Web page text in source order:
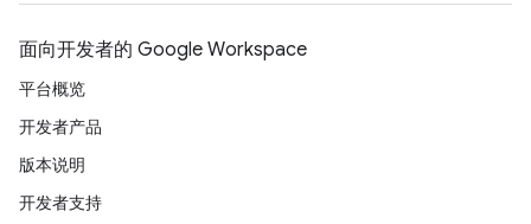
面向开发者的 Google Workspace
平台概览
开发者产品
版本说明
开发者支持